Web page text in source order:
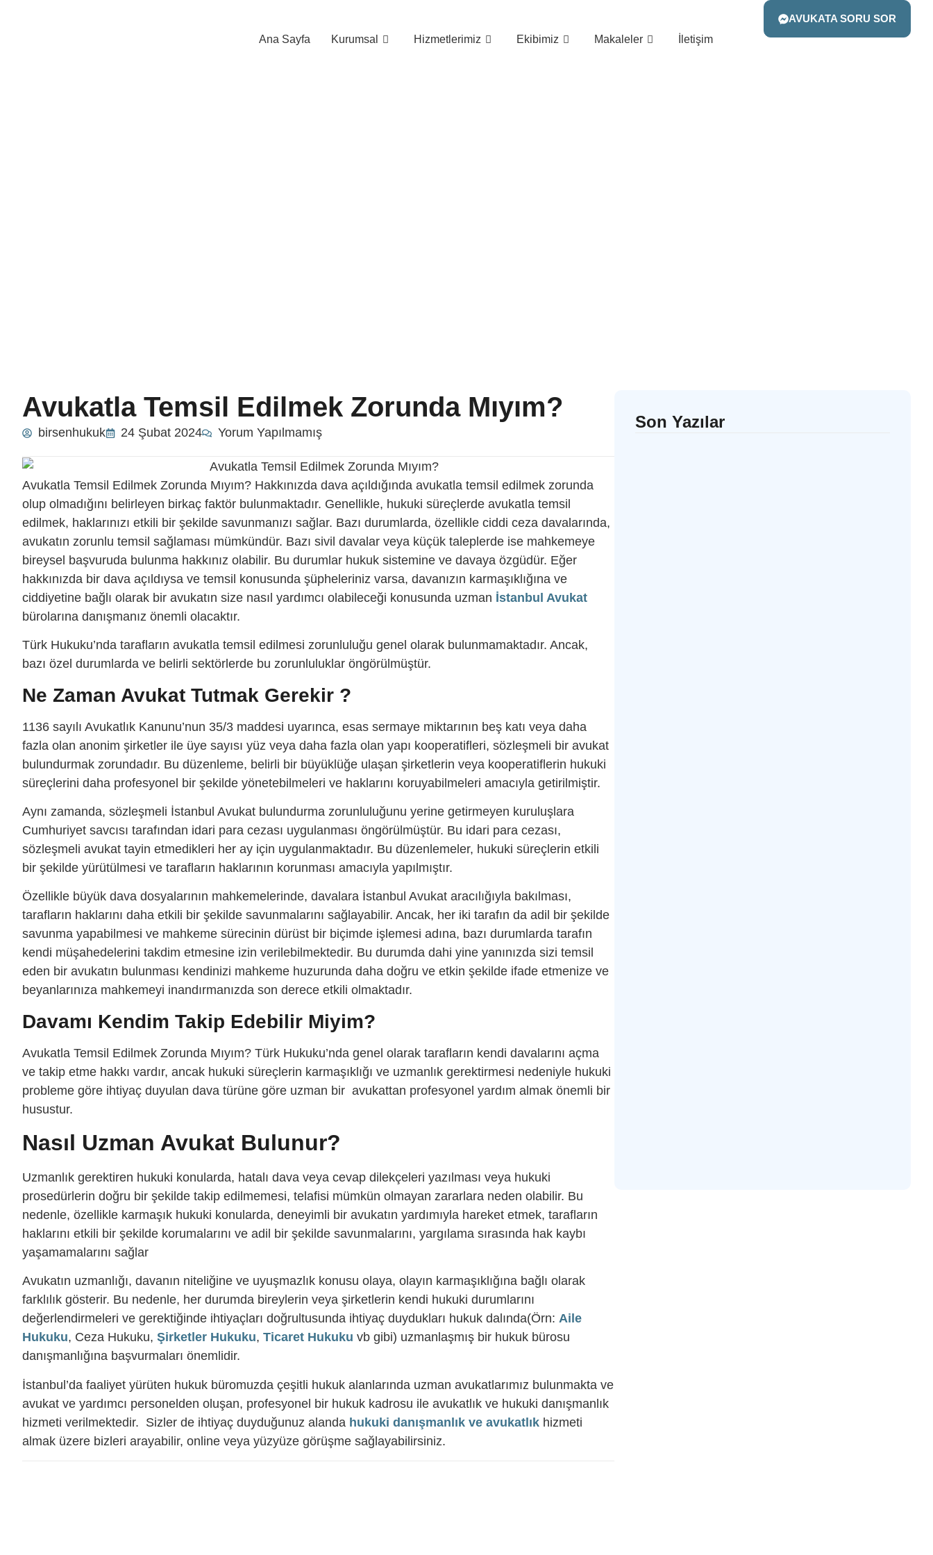
Ana Sayfa Kurumsal Hizmetlerimiz Ekibimiz Makaleler İletişim
AVUKATA SORU SOR
Avukatla Temsil Edilmek Zorunda Mıyım?
birsenhukuk 24 Şubat 2024 Yorum Yapılmamış
Avukatla Temsil Edilmek Zorunda Mıyım? Hakkınızda dava açıldığında avukatla temsil edilmek zorunda
olup olmadığını belirleyen birkaç faktör bulunmaktadır. Genellikle, hukuki süreçlerde avukatla temsil
edilmek, haklarınızı etkili bir şekilde savunmanızı sağlar. Bazı durumlarda, özellikle ciddi ceza davalarında,
avukatın zorunlu temsil sağlaması mümkündür. Bazı sivil davalar veya küçük taleplerde ise mahkemeye
bireysel başvuruda bulunma hakkınız olabilir. Bu durumlar hukuk sistemine ve davaya özgüdür. Eğer
hakkınızda bir dava açıldıysa ve temsil konusunda şüpheleriniz varsa, davanızın karmaşıklığına ve
ciddiyetine bağlı olarak bir avukatın size nasıl yardımcı olabileceği konusunda uzman İstanbul Avukat
bürolarına danışmanız önemli olacaktır.
Türk Hukuku’nda tarafların avukatla temsil edilmesi zorunluluğu genel olarak bulunmamaktadır. Ancak,
bazı özel durumlarda ve belirli sektörlerde bu zorunluluklar öngörülmüştür.
Ne Zaman Avukat Tutmak Gerekir ?
1136 sayılı Avukatlık Kanunu’nun 35/3 maddesi uyarınca, esas sermaye miktarının beş katı veya daha
fazla olan anonim şirketler ile üye sayısı yüz veya daha fazla olan yapı kooperatifleri, sözleşmeli bir avukat
bulundurmak zorundadır. Bu düzenleme, belirli bir büyüklüğe ulaşan şirketlerin veya kooperatiflerin hukuki
süreçlerini daha profesyonel bir şekilde yönetebilmeleri ve haklarını koruyabilmeleri amacıyla getirilmiştir.
Aynı zamanda, sözleşmeli İstanbul Avukat bulundurma zorunluluğunu yerine getirmeyen kuruluşlara
Cumhuriyet savcısı tarafından idari para cezası uygulanması öngörülmüştür. Bu idari para cezası,
sözleşmeli avukat tayin etmedikleri her ay için uygulanmaktadır. Bu düzenlemeler, hukuki süreçlerin etkili
bir şekilde yürütülmesi ve tarafların haklarının korunması amacıyla yapılmıştır.
Özellikle büyük dava dosyalarının mahkemelerinde, davalara İstanbul Avukat aracılığıyla bakılması,
tarafların haklarını daha etkili bir şekilde savunmalarını sağlayabilir. Ancak, her iki tarafın da adil bir şekilde
savunma yapabilmesi ve mahkeme sürecinin dürüst bir biçimde işlemesi adına, bazı durumlarda tarafın
kendi müşahedelerini takdim etmesine izin verilebilmektedir. Bu durumda dahi yine yanınızda sizi temsil
eden bir avukatın bulunması kendinizi mahkeme huzurunda daha doğru ve etkin şekilde ifade etmenize ve
beyanlarınıza mahkemeyi inandırmanızda son derece etkili olmaktadır.
Davamı Kendim Takip Edebilir Miyim?
Avukatla Temsil Edilmek Zorunda Mıyım? Türk Hukuku’nda genel olarak tarafların kendi davalarını açma
ve takip etme hakkı vardır, ancak hukuki süreçlerin karmaşıklığı ve uzmanlık gerektirmesi nedeniyle hukuki
probleme göre ihtiyaç duyulan dava türüne göre uzman bir avukattan profesyonel yardım almak önemli bir
husustur.
Nasıl Uzman Avukat Bulunur?
Uzmanlık gerektiren hukuki konularda, hatalı dava veya cevap dilekçeleri yazılması veya hukuki
prosedürlerin doğru bir şekilde takip edilmemesi, telafisi mümkün olmayan zararlara neden olabilir. Bu
nedenle, özellikle karmaşık hukuki konularda, deneyimli bir avukatın yardımıyla hareket etmek, tarafların
haklarını etkili bir şekilde korumalarını ve adil bir şekilde savunmalarını, yargılama sırasında hak kaybı
yaşamamalarını sağlar
Avukatın uzmanlığı, davanın niteliğine ve uyuşmazlık konusu olaya, olayın karmaşıklığına bağlı olarak
farklılık gösterir. Bu nedenle, her durumda bireylerin veya şirketlerin kendi hukuki durumlarını
değerlendirmeleri ve gerektiğinde ihtiyaçları doğrultusunda ihtiyaç duydukları hukuk dalında(Örn: Aile
Hukuku, Ceza Hukuku, Şirketler Hukuku, Ticaret Hukuku vb gibi) uzmanlaşmış bir hukuk bürosu
danışmanlığına başvurmaları önemlidir.
İstanbul’da faaliyet yürüten hukuk büromuzda çeşitli hukuk alanlarında uzman avukatlarımız bulunmakta ve
avukat ve yardımcı personelden oluşan, profesyonel bir hukuk kadrosu ile avukatlık ve hukuki danışmanlık
hizmeti verilmektedir. Sizler de ihtiyaç duyduğunuz alanda hukuki danışmanlık ve avukatlık hizmeti
almak üzere bizleri arayabilir, online veya yüzyüze görüşme sağlayabilirsiniz.
Son Yazılar